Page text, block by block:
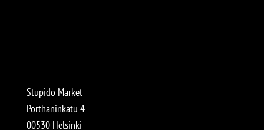
Stupido Market
Porthaninkatu 4
00530 Helsinki